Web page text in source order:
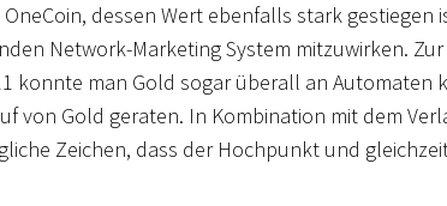
dessen Wert ebenfalls stark gestiegen
Network-Marketing System mitzuwirken.
konnte man Gold sogar überall an Automaten
von Gold geraten. In Kombination mit dem
Zeichen, dass der Hochpunkt und